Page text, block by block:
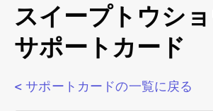
スイープトウシ
サポートカード
< サポートカードの一覧に戻る